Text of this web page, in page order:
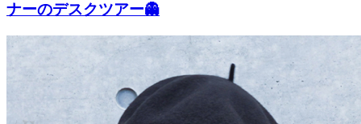
ナーのデスクツアー👻